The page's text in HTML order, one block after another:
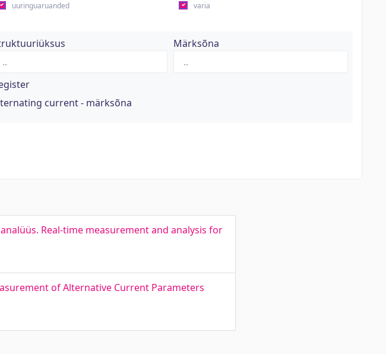
uuringuaruanded
varia
Märksõna
current - märksõna
Real-time measurement and analysis for
of Alternative Current Parameters